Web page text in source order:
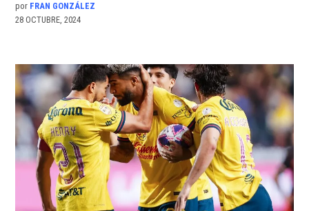
por FRAN GONZÁLEZ
28 OCTUBRE, 2024